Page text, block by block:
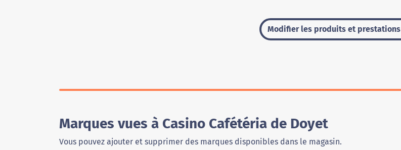
Modifier les produits et prestations
Marques vues à Casino Cafétéria de Doyet
Vous pouvez ajouter et supprimer des marques disponibles dans le magasin.